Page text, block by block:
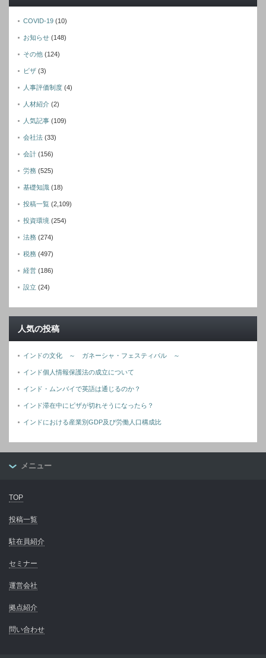
COVID-19 (10)
お知らせ (148)
その他 (124)
ビザ (3)
人事評価制度 (4)
人材紹介 (2)
人気記事 (109)
会社法 (33)
会計 (156)
労務 (525)
基礎知識 (18)
投稿一覧 (2,109)
投資環境 (254)
法務 (274)
税務 (497)
経営 (186)
設立 (24)
人気の投稿
インドの文化 ～ ガネーシャ・フェスティバル ～
インド個人情報保護法の成立について
インド・ムンバイで英語は通じるのか？
インド滞在中にビザが切れそうになったら？
インドにおける産業別GDP及び労働人口構成比
メニュー
TOP
投稿一覧
駐在員紹介
セミナー
運営会社
拠点紹介
問い合わせ